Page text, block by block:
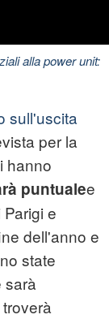
alla power unit:
sull'uscita
per la
hanno
puntualee
e
dell'anno e
state
sarà